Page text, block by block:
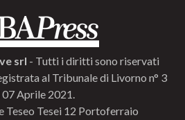
srl - Tutti i diritti sono riservati
al Tribunale di Livorno n° 3
07 Aprile 2021.
Teseo Tesei 12 Portoferraio